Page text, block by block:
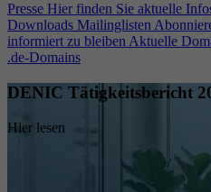
Presse Hier finden Sie aktuelle
Downloads Mailinglisten
informiert zu bleiben Aktuelle
.de-Domains
DENIC Tätigkeitsbericht
Hier lesen